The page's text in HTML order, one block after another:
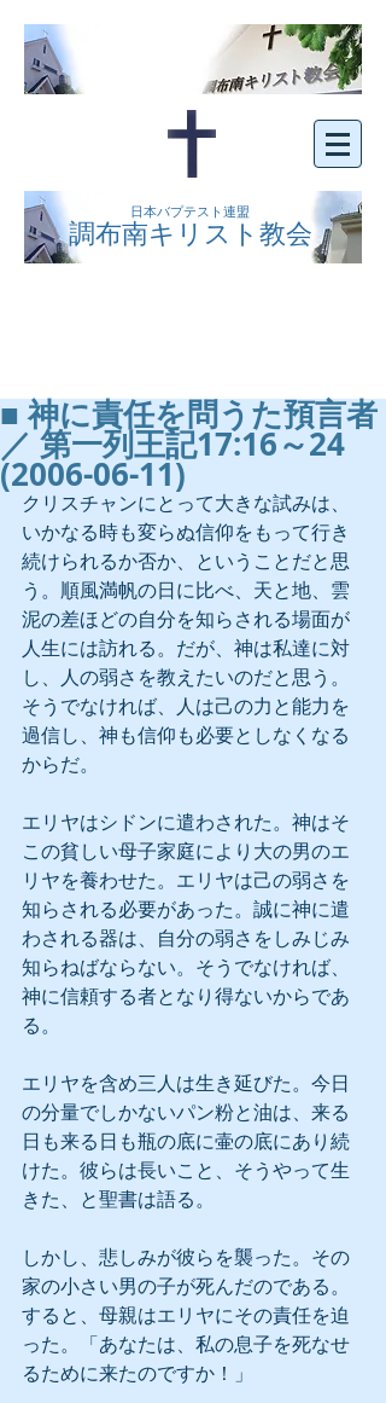
日本バプテスト連盟
調布南キリスト教会
■ 神に責任を問うた預言者
／ 第一列王記17:16～24
(2006-06-11)
クリスチャンにとって大きな試みは、
いかなる時も変らぬ信仰をもって行き
続けられるか否か、ということだと思
う。順風満帆の日に比べ、天と地、雲
泥の差ほどの自分を知らされる場面が
人生には訪れる。だが、神は私達に対
し、人の弱さを教えたいのだと思う。
そうでなければ、人は己の力と能力を
過信し、神も信仰も必要としなくなる
からだ。
エリヤはシドンに遣わされた。神はそ
この貧しい母子家庭により大の男のエ
リヤを養わせた。エリヤは己の弱さを
知らされる必要があった。誠に神に遣
わされる器は、自分の弱さをしみじみ
知らねばならない。そうでなければ、
神に信頼する者となり得ないからであ
る。
エリヤを含め三人は生き延びた。今日
の分量でしかないパン粉と油は、来る
日も来る日も瓶の底に壷の底にあり続
けた。彼らは長いこと、そうやって生
きた、と聖書は語る。
しかし、悲しみが彼らを襲った。その
家の小さい男の子が死んだのである。
すると、母親はエリヤにその責任を迫
った。「あなたは、私の息子を死なせ
るために来たのですか！」